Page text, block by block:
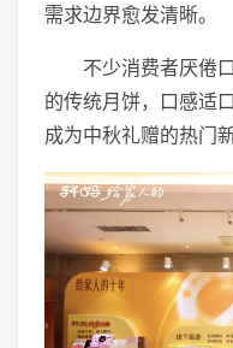
需求边界愈发清晰。
不少消费者厌倦
的传统月饼，口感适
成为中秋礼赠的热门新